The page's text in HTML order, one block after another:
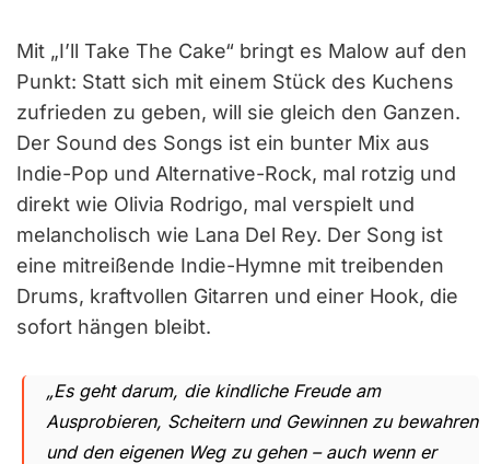
Mit „I’ll Take The Cake“ bringt es Malow auf den
Punkt: Statt sich mit einem Stück des Kuchens
zufrieden zu geben, will sie gleich den Ganzen.
Der Sound des Songs ist ein bunter Mix aus
Indie-Pop und Alternative-Rock, mal rotzig und
direkt wie Olivia Rodrigo, mal verspielt und
melancholisch wie Lana Del Rey. Der Song ist
eine mitreißende Indie-Hymne mit treibenden
Drums, kraftvollen Gitarren und einer Hook, die
sofort hängen bleibt.
„Es geht darum, die kindliche Freude am
Ausprobieren, Scheitern und Gewinnen zu bewahren
und den eigenen Weg zu gehen – auch wenn er